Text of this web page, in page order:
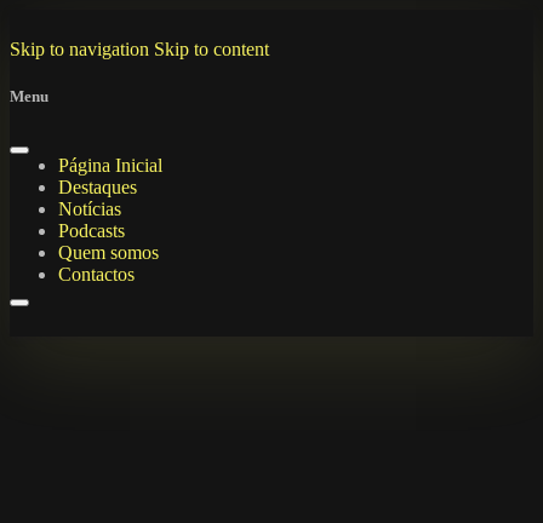
Skip to navigation Skip to content
Menu
Página Inicial
Destaques
Notícias
Podcasts
Quem somos
Contactos